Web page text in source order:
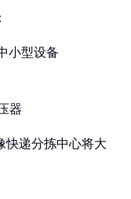
小型设备
器
快递分拣中心将大